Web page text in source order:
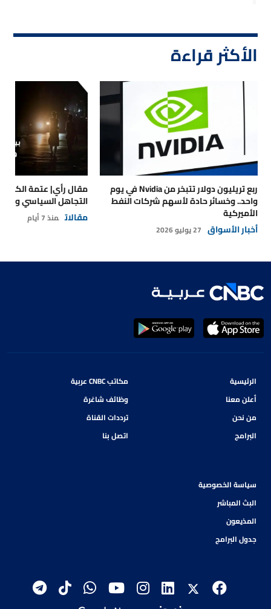
الأكثر قراءة
ربع تريليون دولار تتبخر من Nvidia في يوم
واحد.. وخسائر حادة لأسهم شركات النفط
الأميركية
أخبار الأسواق 27 يوليو 2026
مقال رأي| عتمة
التجاهل السياسي
مقالات منذ 7 أيام
الرئيسية
أعلن معنا
من نحن
البرامج
مكاتب CNBC عربية
وظائف شاغرة
ترددات القناة
اتصل بنا
سياسة الخصوصية
البث المباشر
المذيعون
جدول البرامج